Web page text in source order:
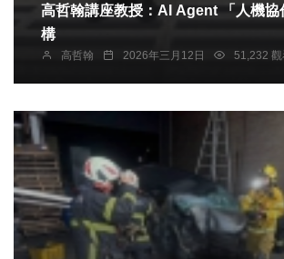
高哲翰講座教授：AI Agent 「人機協
構
高哲翰 2026年三月12日 51,232 觀